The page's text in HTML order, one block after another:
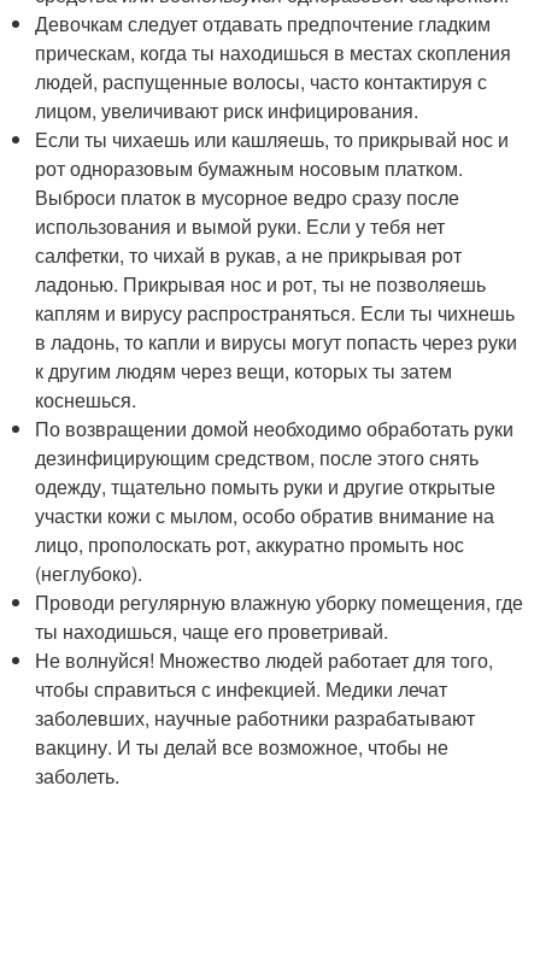
Девочкам следует отдавать предпочтение гладким
прическам, когда ты находишься в местах скопления
людей, распущенные волосы, часто контактируя с
лицом, увеличивают риск инфицирования.
Если ты чихаешь или кашляешь, то прикрывай нос и
рот одноразовым бумажным носовым платком.
Выброси платок в мусорное ведро сразу после
использования и вымой руки. Если у тебя нет
салфетки, то чихай в рукав, а не прикрывая рот
ладонью. Прикрывая нос и рот, ты не позволяешь
каплям и вирусу распространяться. Если ты чихнешь
в ладонь, то капли и вирусы могут попасть через руки
к другим людям через вещи, которых ты затем
коснешься.
По возвращении домой необходимо обработать руки
дезинфицирующим средством, после этого снять
одежду, тщательно помыть руки и другие открытые
участки кожи с мылом, особо обратив внимание на
лицо, прополоскать рот, аккуратно промыть нос
(неглубоко).
Проводи регулярную влажную уборку помещения, где
ты находишься, чаще его проветривай.
Не волнуйся! Множество людей работает для того,
чтобы справиться с инфекцией. Медики лечат
заболевших, научные работники разрабатывают
вакцину. И ты делай все возможное, чтобы не
заболеть.